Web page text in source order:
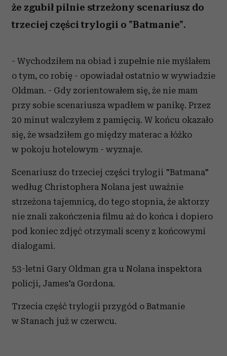
że zgubił pilnie strzeżony scenariusz do
trzeciej części trylogii o "Batmanie".
- Wychodziłem na obiad i zupełnie nie myślałem
o tym, co robię - opowiadał ostatnio w wywiadzie
Oldman. - Gdy zorientowałem się, że nie mam
przy sobie scenariusza wpadłem w panikę. Przez
20 minut walczyłem z pamięcią. W końcu okazało
się, że wsadziłem go między materac a łóżko
w pokoju hotelowym - wyznaje.
Scenariusz do trzeciej części trylogii "Batmana"
według Christophera Nolana jest uważnie
strzeżona tajemnicą, do tego stopnia, że aktorzy
nie znali zakończenia filmu aż do końca i dopiero
pod koniec zdjęć otrzymali sceny z końcowymi
dialogami.
53-letni Gary Oldman gra u Nolana inspektora
policji, James'a Gordona.
Trzecia część trylogii przygód o Batmanie
w Stanach już w czerwcu.